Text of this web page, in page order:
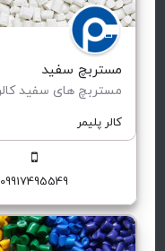
مستربچ سفید
کالر پلیمر
09917495549